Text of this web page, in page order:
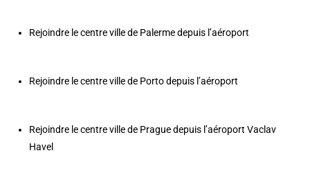
Rejoindre le centre ville de Palerme depuis l’aéroport
Rejoindre le centre ville de Porto depuis l’aéroport
Rejoindre le centre ville de Prague depuis l’aéroport Vaclav
Havel